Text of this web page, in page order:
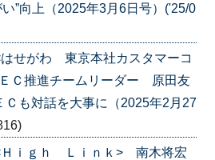
”向上（2025年3月6日号）('25/0
はせがわ 東京本社カスタマーコ
Ｃ推進チームリーダー 原田友
も対話を大事に（2025年2月27
Ｈｉｇｈ Ｌｉｎｋ> 南木将宏